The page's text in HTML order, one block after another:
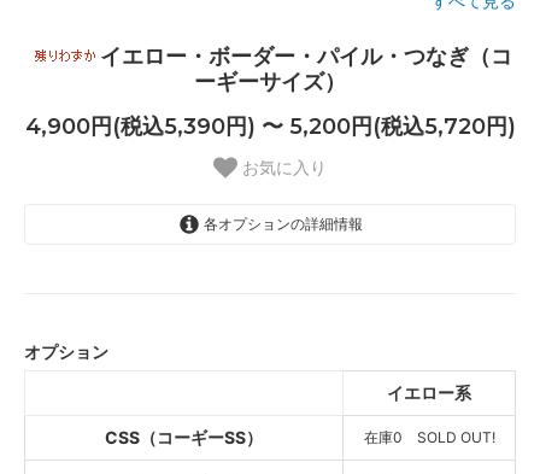
イエロー・ボーダー・パイル・つなぎ（コ
ーギーサイズ）
4,900円(税込5,390円) 〜 5,200円(税込5,720円)
お気に入り
各オプションの詳細情報
4,900円(税込5,390円)
SOLD OUT
在庫0 SOLD OUT!
オプション
イエロー系
CSS（コーギーSS） 在庫0 SOLD OUT!